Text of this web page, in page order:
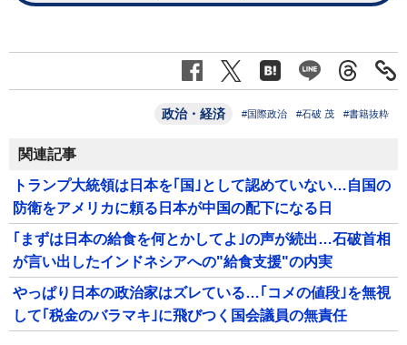
政治・経済 #国際政治 #石破 茂 #書籍抜粋
関連記事
トランプ大統領は日本を｢国｣として認めていない…自国の
防衛をアメリカに頼る日本が中国の配下になる日
｢まずは日本の給食を何とかしてよ｣の声が続出…石破首相
が言い出したインドネシアへの"給食支援"の内実
やっぱり日本の政治家はズレている…｢コメの値段｣を無視
して｢税金のバラマキ｣に飛びつく国会議員の無責任